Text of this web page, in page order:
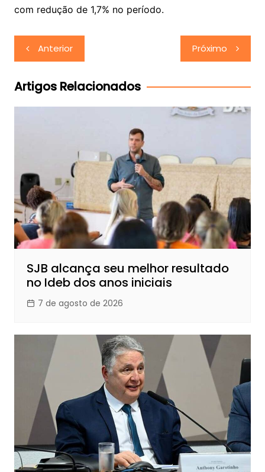
com redução de 1,7% no período.
Navegação
de
Post
Anterior Próximo
Artigos Relacionados
SJB alcança seu melhor resultado
no Ideb dos anos iniciais
7 de agosto de 2026